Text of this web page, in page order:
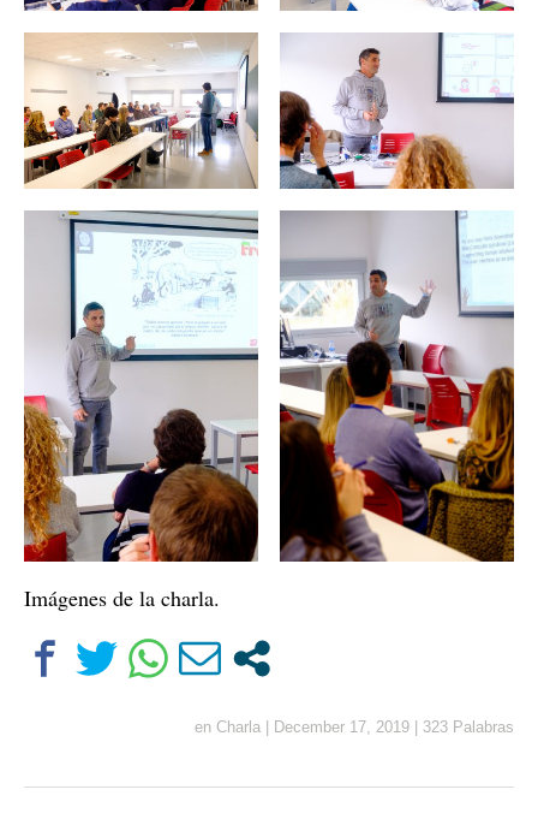
Imágenes de la charla.
en Charla December 17, 2019 323 Palabras